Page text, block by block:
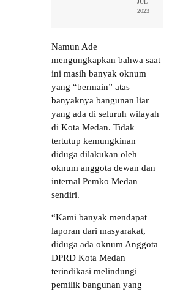
JUL
2023
Namun Ade
mengungkapkan bahwa saat
ini masih banyak oknum
yang “bermain” atas
banyaknya bangunan liar
yang ada di seluruh wilayah
di Kota Medan. Tidak
tertutup kemungkinan
diduga dilakukan oleh
oknum anggota dewan dan
internal Pemko Medan
sendiri.
“Kami banyak mendapat
laporan dari masyarakat,
diduga ada oknum Anggota
DPRD Kota Medan
terindikasi melindungi
pemilik bangunan yang